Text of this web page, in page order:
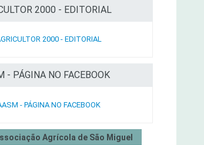
2000 - EDITORIAL
- PÁGINA NO FACEBOOK
Agrícola de São Miguel